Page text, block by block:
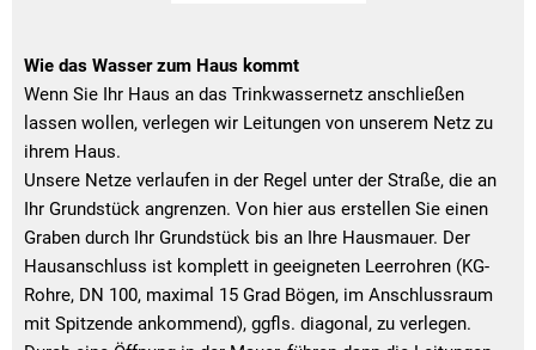
Wie das Wasser zum Haus kommt
Wenn Sie Ihr Haus an das Trinkwassernetz anschließen
lassen wollen, verlegen wir Leitungen von unserem Netz zu
ihrem Haus.
Unsere Netze verlaufen in der Regel unter der Straße, die an
Ihr Grundstück angrenzen. Von hier aus erstellen Sie einen
Graben durch Ihr Grundstück bis an Ihre Hausmauer. Der
Hausanschluss ist komplett in geeigneten Leerrohren (KG-
Rohre, DN 100, maximal 15 Grad Bögen, im Anschlussraum
mit Spitzende ankommend), ggfls. diagonal, zu verlegen.